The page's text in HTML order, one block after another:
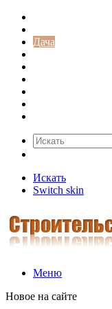
Дача
Искать
Switch skin
Меню
Новое на сайте